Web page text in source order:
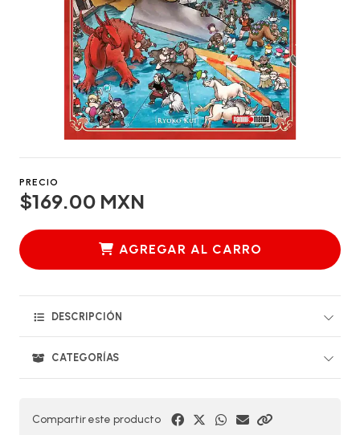
PRECIO
$169.00 MXN
AGREGAR AL CARRO
DESCRIPCIÓN
CATEGORÍAS
Compartir este producto